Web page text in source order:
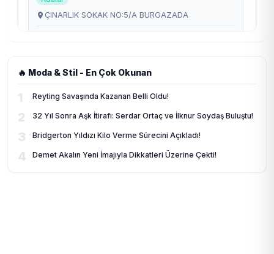
🔥 Moda & Stil - En Çok Okunan
1 Reyting Savaşında Kazanan Belli Oldu!
2 32 Yıl Sonra Aşk İtirafı: Serdar Ortaç ve İlknur Soydaş Buluştu!
3 Bridgerton Yıldızı Kilo Verme Sürecini Açıkladı!
4 Demet Akalın Yeni İmajıyla Dikkatleri Üzerine Çekti!